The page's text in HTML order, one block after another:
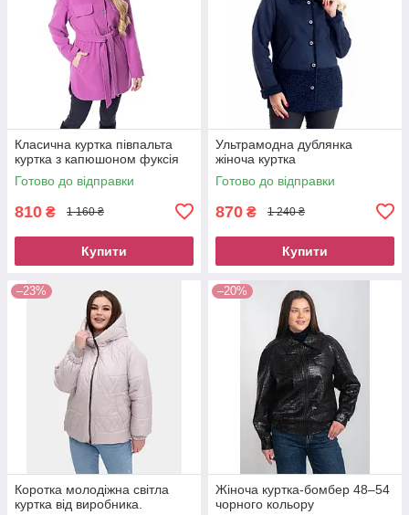
Класична куртка півпальта
куртка з капюшоном фуксія
Готово до відправки
810 ₴ 1 160 ₴
Купити
Ультрамодна дублянка
жіноча куртка
Готово до відправки
870 ₴ 1 240 ₴
Купити
–23%
Коротка молодіжна світла
куртка від виробника.
–20%
Жіноча куртка-бомбер 48–54
чорного кольору